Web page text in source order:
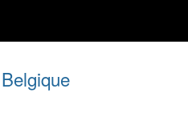
Belgique